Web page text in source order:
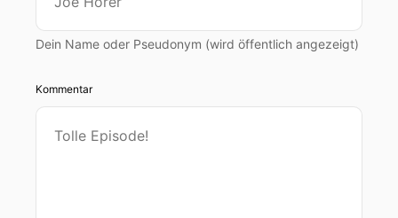
Dein Name oder Pseudonym (wird öffentlich angezeigt)
Kommentar